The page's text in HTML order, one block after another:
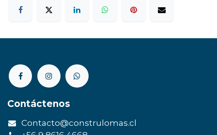
Contáctenos
Contacto@construlomas.cl